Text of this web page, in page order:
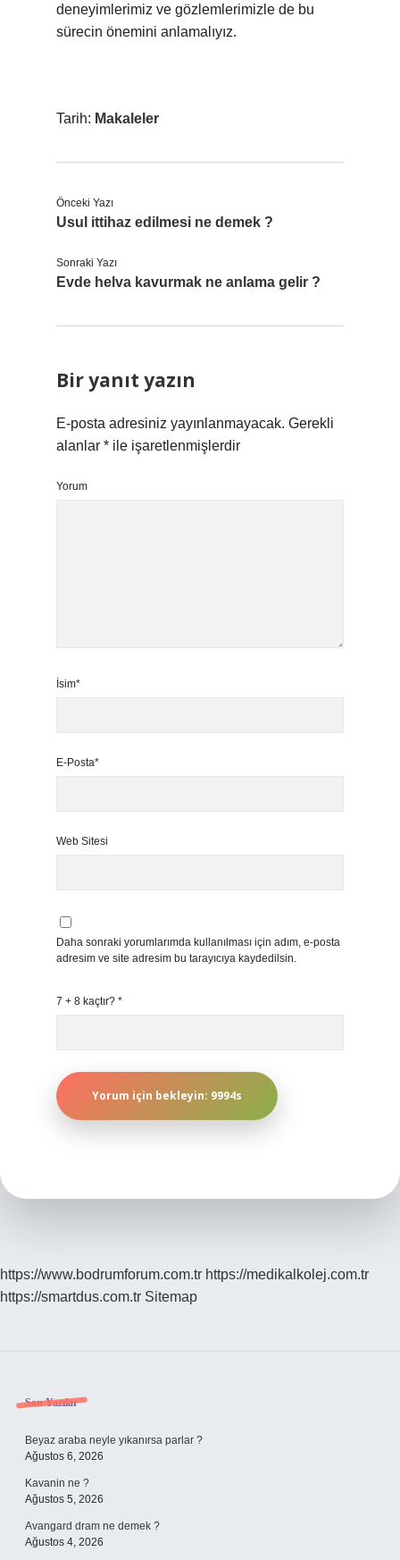
deneyimlerimiz ve gözlemlerimizle de bu
sürecin önemini anlamalıyız.
Tarih: Makaleler
Önceki Yazı
Usul ittihaz edilmesi ne demek ?
Sonraki Yazı
Evde helva kavurmak ne anlama gelir ?
Bir yanıt yazın
E-posta adresiniz yayınlanmayacak. Gerekli
alanlar * ile işaretlenmişlerdir
Yorum
İsim*
E-Posta*
Web Sitesi
Daha sonraki yorumlarımda kullanılması için adım, e-posta
adresim ve site adresim bu tarayıcıya kaydedilsin.
7 + 8 kaçtır? *
https://www.bodrumforum.com.tr https://medikalkolej.com.tr
https://smartdus.com.tr Sitemap
Sidebar
Son Yazılar
Beyaz araba neyle yıkanırsa parlar ?
Ağustos 6, 2026
Kavanin ne ?
Ağustos 5, 2026
Avangard dram ne demek ?
Ağustos 4, 2026